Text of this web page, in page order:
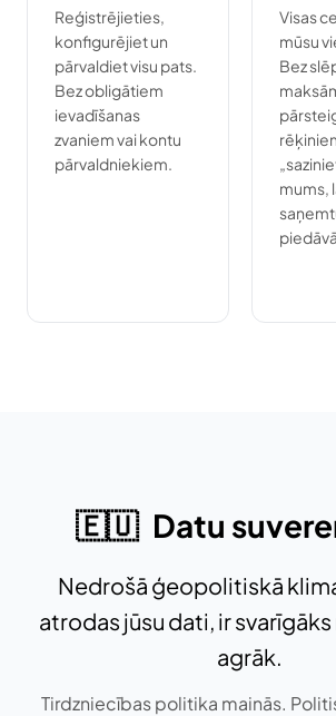
Reģistrējieties,
konfigurējiet un
pārvaldiet visu pats.
Bez obligātiem
ievadīšanas
zvaniem vai kontu
pārvaldniekiem.
Visas
mūsu
Bez
mums,
🇪🇺 Datu
Nedrošā ģeopolitiskā
atrodas jūsu dati, ir
agrāk.
Tirdzniecības politika mainās.